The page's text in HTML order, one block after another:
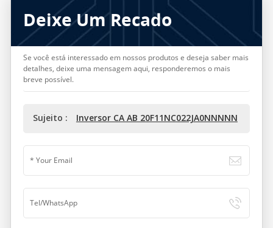
Deixe Um Recado
Se você está interessado em nossos produtos e deseja saber mais
detalhes, deixe uma mensagem aqui, responderemos o mais
breve possível.
Sujeito : Inversor CA AB 20F11NC022JA0NNNNN